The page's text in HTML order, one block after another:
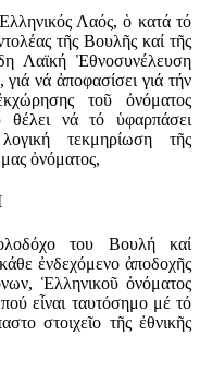
Λαός, ὁ κατά τό
τῆς Βουλῆς καί τῆς
Λαϊκή Ἐθνοσυνέλευση
νά ἀποφασίσει γιά τήν
τοῦ ὀνόματος
θέλει νά τό ὑφαρπάσει
τεκμηρίωση τῆς
ὀνόματος,
του Βουλή καί
ἐνδεχόμενο ἀποδοχῆς
Ἑλληνικοῦ ὀνόματος
εἶναι ταυτόσημο μέ τό
στοιχεῖο τῆς ἐθνικῆς